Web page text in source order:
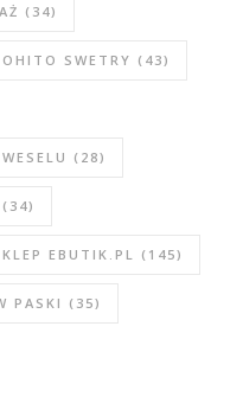
(34)
SWETRY (43)
(28)
(34)
EBUTIK.PL (145)
PASKI (35)